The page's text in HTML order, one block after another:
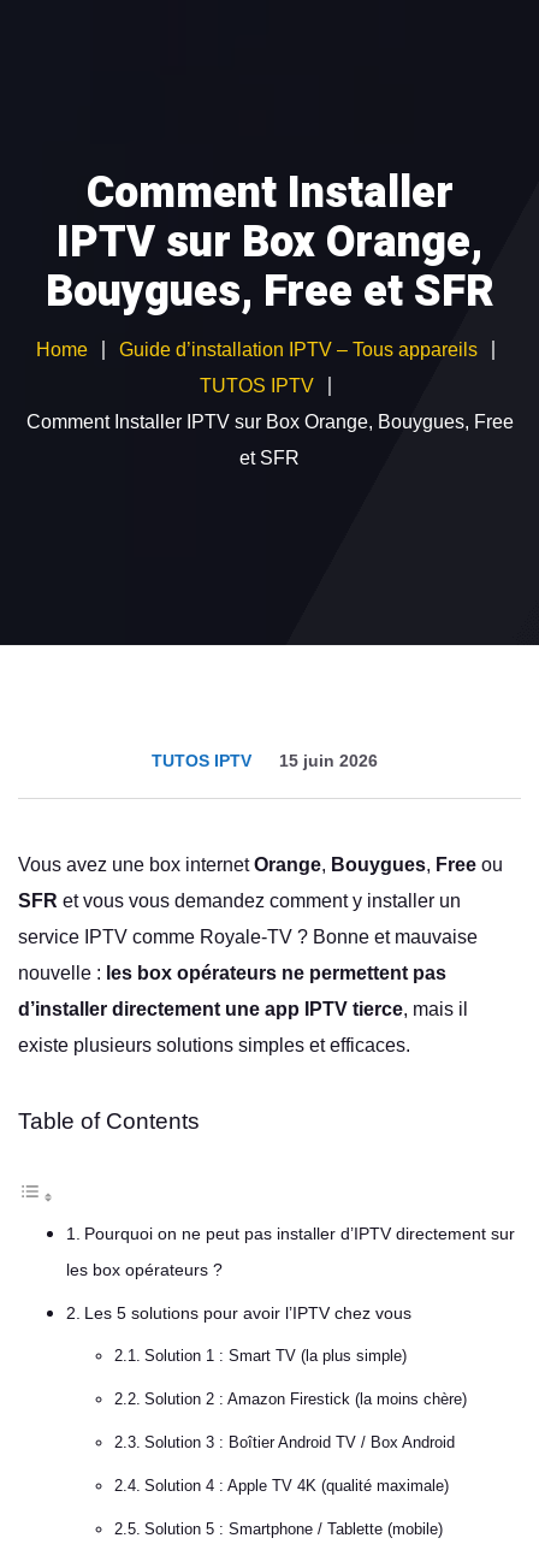
GUIDE D’INSTALLATION
Devenir Revendeur IPTV
Comment Installer
IPTV sur Box Orange,
Bouygues, Free et SFR
Home
Guide d’installation IPTV – Tous appareils
TUTOS IPTV
Comment Installer IPTV sur Box Orange, Bouygues, Free
et SFR
TUTOS IPTV 15 juin 2026
Vous avez une box internetOrange, Bouygues, Free ou
SFR et vous vous demandez comment y installer un
service IPTV comme Royale-TV ? Bonne et mauvaise
nouvelle : les box opérateurs ne permettent pas
d’installer directement une app IPTV tierce, mais il
existe plusieurs solutions simples et efficaces.
Table of Contents
Pourquoi on ne peut pas installer d’IPTV directement sur
les box opérateurs ?
Les 5 solutions pour avoir l’IPTV chez vous
Solution 1 : Smart TV (la plus simple)
Solution 2 : Amazon Firestick (la moins chère)
Solution 3 : Boîtier Android TV / Box Android
Solution 4 : Apple TV 4K (qualité maximale)
Solution 5 : Smartphone / Tablette (mobile)